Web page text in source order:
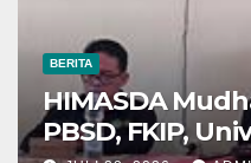
BERITA
HIMASDA
PBSD, FKIP,